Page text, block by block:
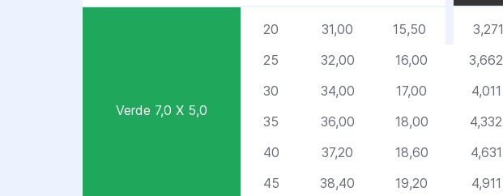
Verde 7,0 X 5,0
20 31,00 15,50 3,271
25 32,00 16,00
3,662
30
34,00 17,00
4,011
35
36,00 18,00
4,332
40
37,20 18,60
4,631
45
38,40 19,20 4,911